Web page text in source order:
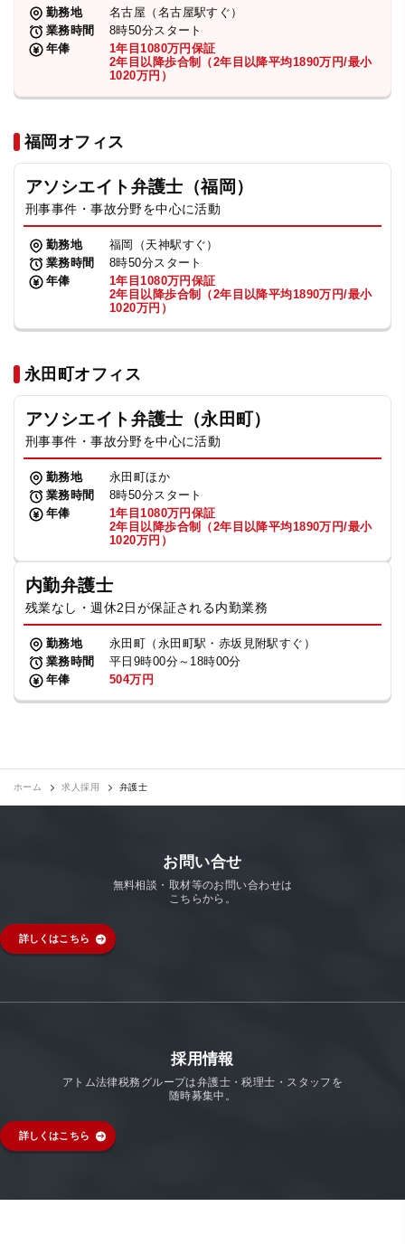
勤務地
名古屋（名古屋駅すぐ）
業務時間
8時50分スタート
年俸
1年目1080万円保証
2年目以降歩合制（2年目以降平均1890万円/最小
1020万円）
福岡オフィス
アソシエイト弁護士（福岡）
刑事事件・事故分野を中心に活動
勤務地
福岡（天神駅すぐ）
業務時間
8時50分スタート
年俸
1年目1080万円保証
2年目以降歩合制（2年目以降平均1890万円/最小
1020万円）
永田町オフィス
アソシエイト弁護士（永田町）
刑事事件・事故分野を中心に活動
勤務地
永田町ほか
業務時間
8時50分スタート
年俸
1年目1080万円保証
2年目以降歩合制（2年目以降平均1890万円/最小
1020万円）
内勤弁護士
残業なし・週休2日が保証される内勤業務
勤務地
永田町（永田町駅・赤坂見附駅すぐ）
業務時間
平日9時00分～18時00分
年俸
504万円
ホーム 求人採用 弁護士
お問い合せ
無料相談・取材等のお問い合わせは
こちらから。
詳しくはこちら
採用情報
アトム法律税務グループは弁護士・税理士・スタッフを
随時募集中。
詳しくはこちら